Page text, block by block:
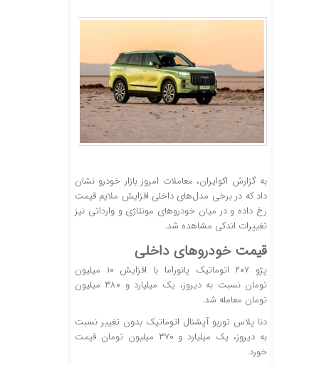
به گزارش اکوایران، معاملات امروز بازار خودرو نشان
داد که در برخی مدل‌های داخلی افزایش ملایم قیمت
رخ داده و در میان خودروهای مونتاژی و وارداتی نیز
تغییرات اندکی مشاهده شد.
قیمت خودروهای داخلی
پژو ۲۰۷ اتوماتیک پانوراما با افزایش ۱۰ میلیون
تومان نسبت به دیروز، یک میلیارد و ۳۸۰ میلیون
تومان معامله شد.
دنا پلاس توربو آپشنال اتوماتیک بدون تغییر نسبت
به دیروز، یک میلیارد و ۳۷۰ میلیون تومان قیمت
خورد.